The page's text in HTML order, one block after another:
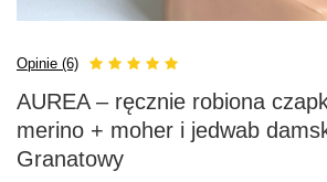
Opinie (6)
AUREA – ręcznie robiona
merino + moher i jedwab
Granatowy